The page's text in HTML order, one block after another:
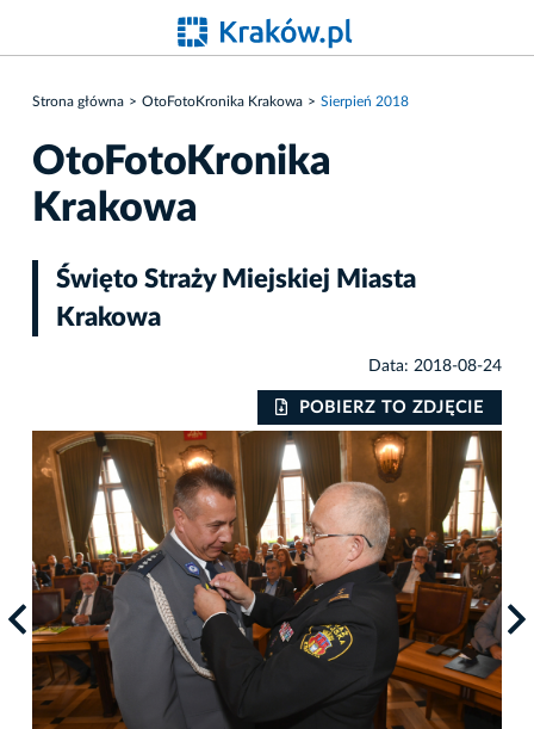
Strona główna OtoFotoKronika Krakowa Sierpień 2018
OtoFotoKronika
Krakowa
Święto Straży Miejskiej Miasta
Krakowa
Data: 2018-08-24
POBIERZ TO ZDJĘCIE